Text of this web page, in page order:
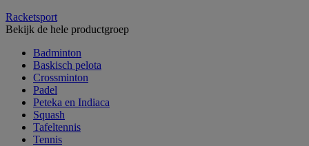
Racketsport
Bekijk de hele productgroep
Badminton
Baskisch pelota
Crossminton
Padel
Peteka en Indiaca
Squash
Tafeltennis
Tennis